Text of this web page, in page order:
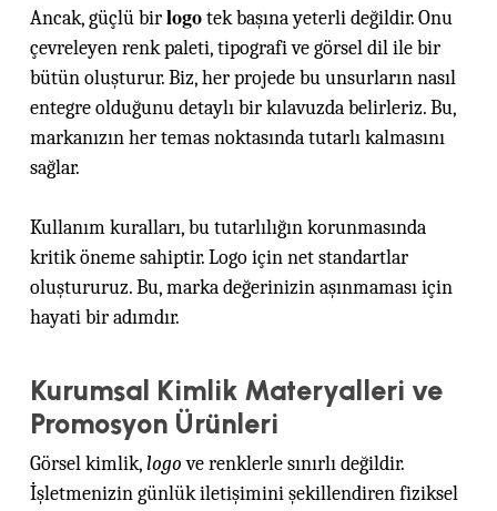
Ancak, güçlü birlogotek başına yeterli değildir. Onu
çevreleyen renk paleti, tipografi ve görsel dil ile bir
bütün oluşturur. Biz, her projede bu unsurların nasıl
entegre olduğunu detaylı bir kılavuzda belirleriz. Bu,
markanızın her temas noktasında tutarlı kalmasını
sağlar.
Kullanım kuralları, bu tutarlılığın korunmasında
kritik öneme sahiptir. Logo için net standartlar
oluştururuz. Bu, marka değerinizin aşınmaması için
hayati bir adımdır.
Kurumsal Kimlik Materyalleri ve
Promosyon Ürünleri
Görsel kimlik,logove renklerle sınırlı değildir.
İşletmenizin günlük iletişimini şekillendiren fiziksel